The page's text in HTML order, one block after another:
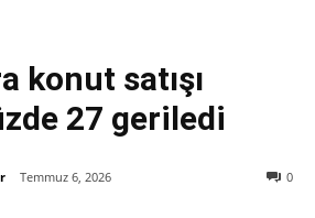
konut satışı
27 geriledi
0
Temmuz 6, 2026